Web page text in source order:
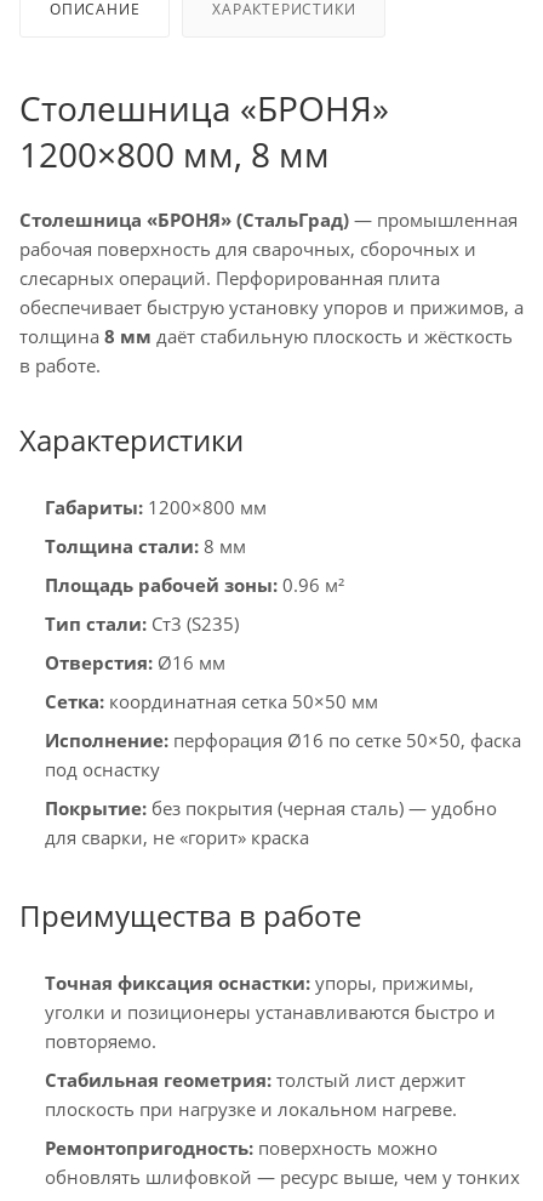
ОПИСАНИЕ ХАРАКТЕРИСТИКИ
Столешница «БРОНЯ»
1200×800 мм, 8 мм
Столешница «БРОНЯ» (СтальГрад) — промышленная
рабочая поверхность для сварочных, сборочных и
слесарных операций. Перфорированная плита
обеспечивает быструю установку упоров и прижимов, а
толщина 8 мм даёт стабильную плоскость и жёсткость
в работе.
Характеристики
Габариты: 1200×800 мм
Толщина стали: 8 мм
Площадь рабочей зоны: 0.96 м²
Тип стали: Ст3 (S235)
Отверстия: Ø16 мм
Сетка: координатная сетка 50×50 мм
Исполнение: перфорация Ø16 по сетке 50×50, фаска
под оснастку
Покрытие: без покрытия (черная сталь) — удобно
для сварки, не «горит» краска
Преимущества в работе
Точная фиксация оснастки: упоры, прижимы,
уголки и позиционеры устанавливаются быстро и
повторяемо.
Стабильная геометрия: толстый лист держит
плоскость при нагрузке и локальном нагреве.
Ремонтопригодность: поверхность можно
обновлять шлифовкой — ресурс выше, чем у тонких